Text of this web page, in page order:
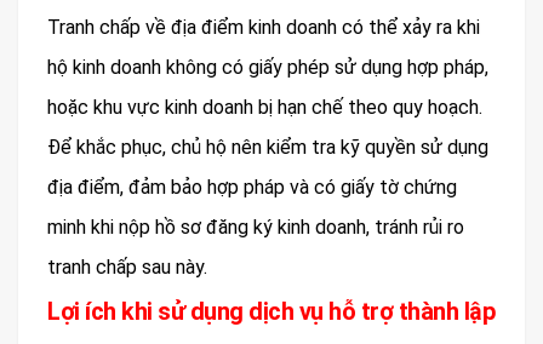
Tranh chấp về địa điểm kinh doanh có thể xảy ra khi
hộ kinh doanh không có giấy phép sử dụng hợp pháp,
hoặc khu vực kinh doanh bị hạn chế theo quy hoạch.
Để khắc phục, chủ hộ nên kiểm tra kỹ quyền sử dụng
địa điểm, đảm bảo hợp pháp và có giấy tờ chứng
minh khi nộp hồ sơ đăng ký kinh doanh, tránh rủi ro
tranh chấp sau này.
Lợi ích khi sử dụng dịch vụ hỗ trợ thành lập